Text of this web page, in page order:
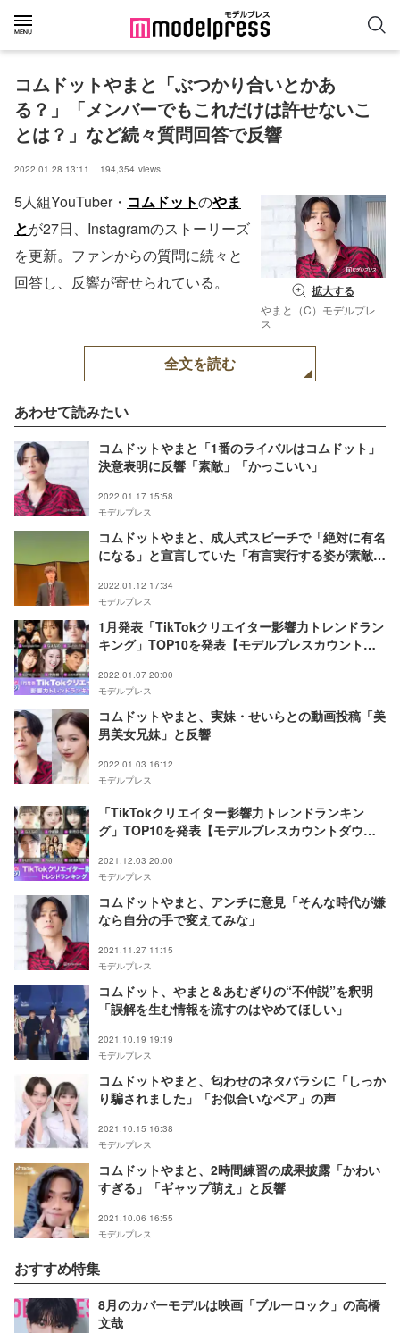
コムドットやまと「ぶつかり合いとかあ
る？」「メンバーでもこれだけは許せないこ
とは？」など続々質問回答で反響
2022.01.28 13:11 194,354 views
拡大する
やまと（C）モデルプレ
ス
5人組YouTuber・ コムドットのやま
とが27日、Instagramのストーリーズ
を更新。ファンからの質問に続々と
回答し、反響が寄せられている。
全文を読む
あわせて読みたい
コムドットやまと「1番のライバルはコムドット」
決意表明に反響「素敵」「かっこいい」
2022.01.17 15:58
モデルプレス
コムドットやまと、成人式スピーチで「絶対に有名
になる」と宣言していた「有言実行する姿が素敵」
2022.01.12 17:34
モデルプレス
1月発表「TikTokクリエイター影響力トレンドラン
キング」TOP10を発表【モデルプレスカウントダ
2022.01.07 20:00
モデルプレス
コムドットやまと、実妹・せいらとの動画投稿「美
男美女兄妹」と反響
2022.01.03 16:12
モデルプレス
「TikTokクリエイター影響力トレンドランキン
グ」TOP10を発表【モデルプレスカウントダウ
2021.12.03 20:00
モデルプレス
コムドットやまと、アンチに意見「そんな時代が嫌
なら自分の手で変えてみな」
2021.11.27 11:15
モデルプレス
コムドット、やまと＆あむぎりの“不仲説”を釈明
「誤解を生む情報を流すのはやめてほしい」
2021.10.19 19:19
モデルプレス
コムドットやまと、匂わせのネタバラシに「しっか
り騙されました」「お似合いなペア」の声
2021.10.15 16:38
モデルプレス
コムドットやまと、2時間練習の成果披露「かわい
すぎる」「ギャップ萌え」と反響
2021.10.06 16:55
モデルプレス
おすすめ特集
8月のカバーモデルは映画「ブルーロック」の高橋
文哉